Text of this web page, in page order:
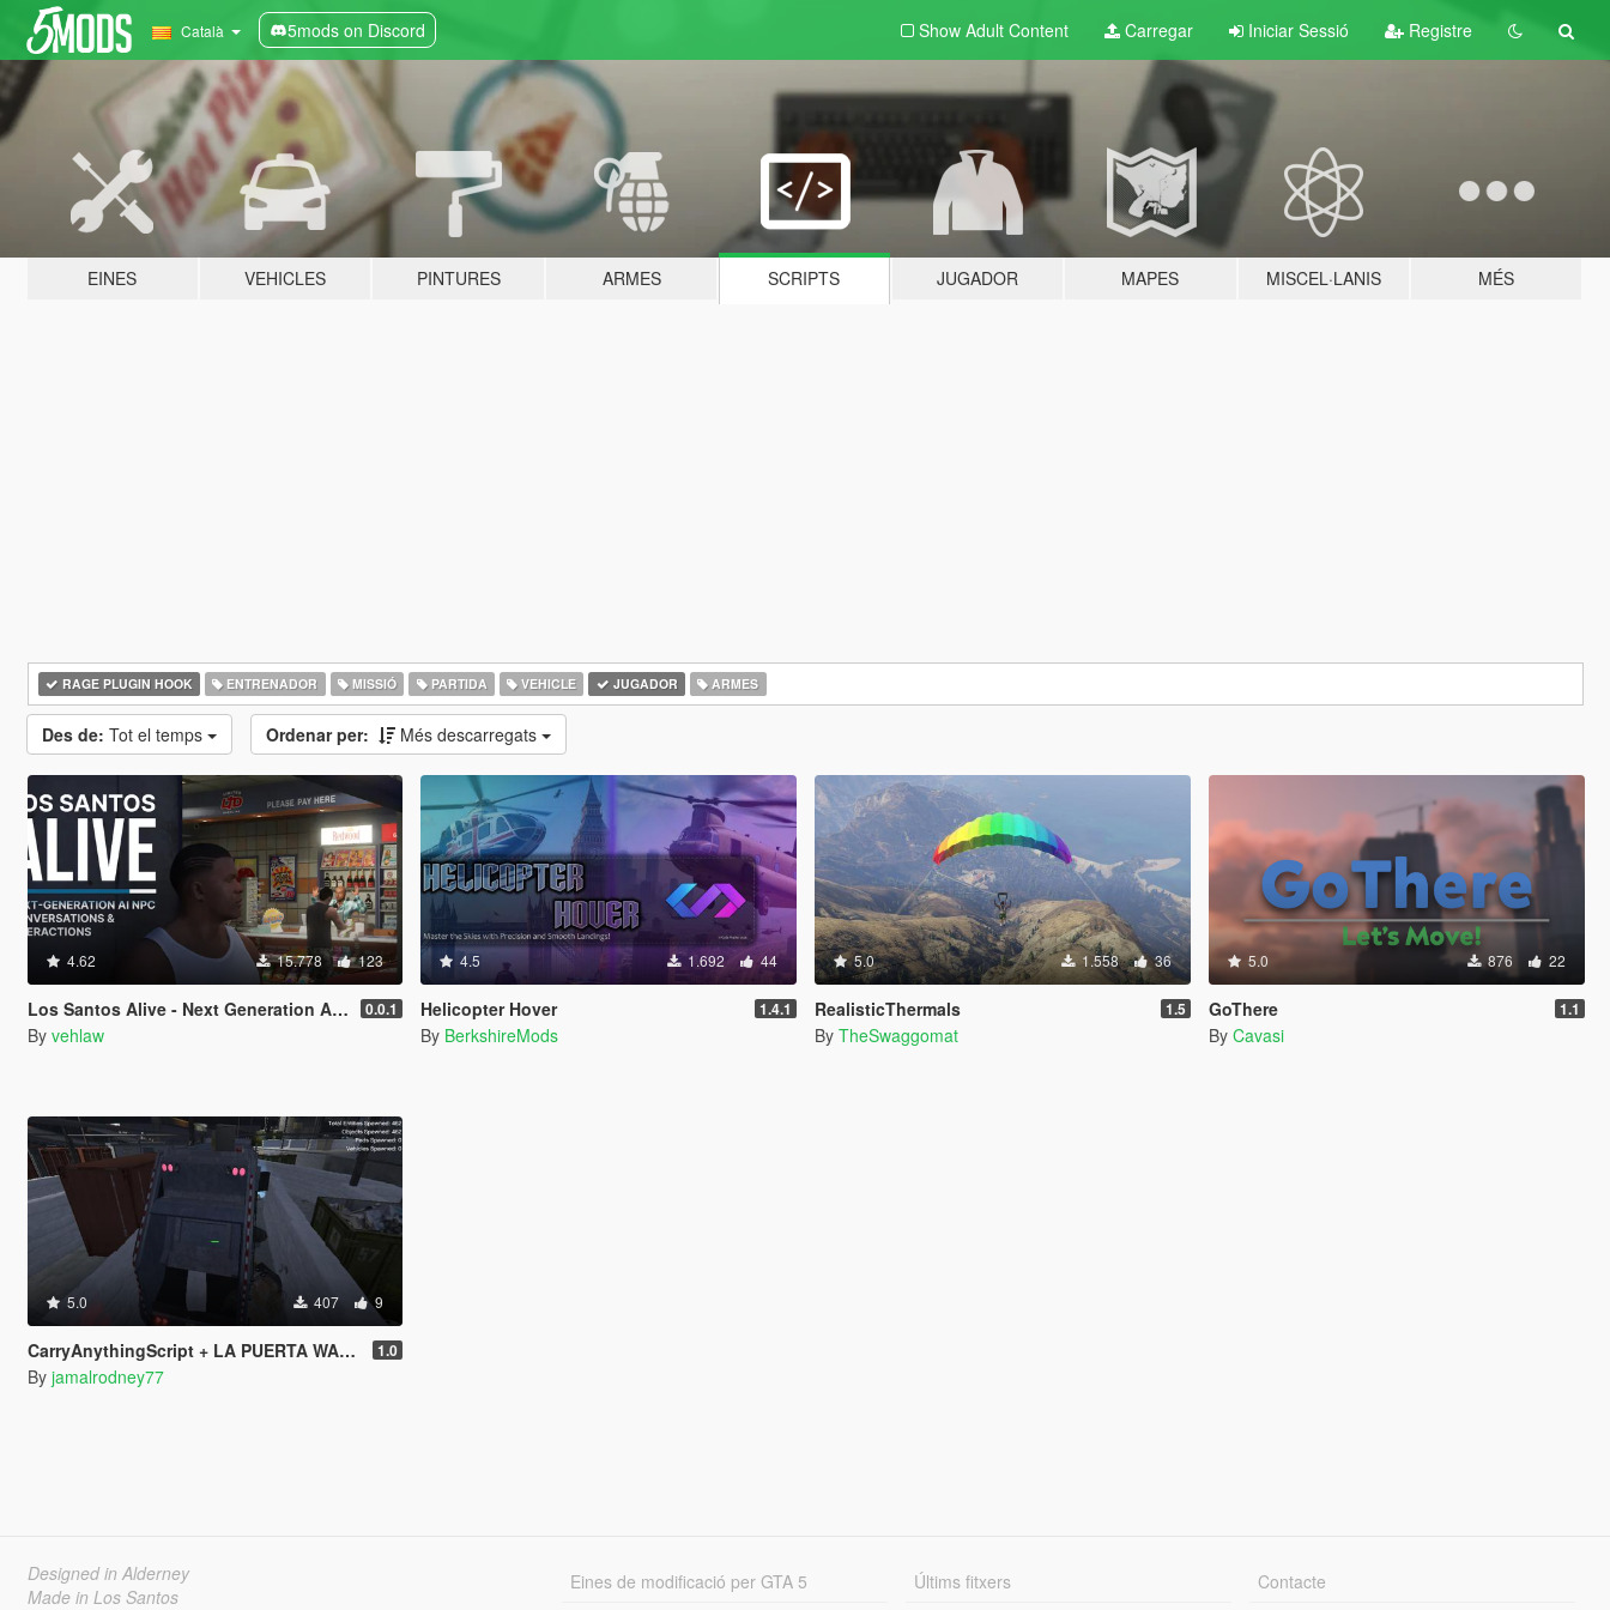
Català 5mods on Discord Show Adult Content Carregar Iniciar Sessió Registre
EINES VEHICLES PINTURES ARMES SCRIPTS JUGADOR MAPES MISCEL·LANIS MÉS
RAGE PLUGIN HOOK ENTRENADOR MISSIÓ PARTIDA VEHICLE JUGADOR ARMES
Des de: Tot el temps Ordenar per: Més descarregats
4.62 15.778 123
Los Santos Alive - Next Generation AI NPCs 0.0.1
By vehlaw
4.5 1.692 44
Helicopter Hover 1.4.1
By BerkshireMods
5.0 1.558 36
RealisticThermals 1.5
By TheSwaggomat
5.0 876 22
GoThere 1.1
By Cavasi
5.0 407 9
CarryAnythingScript + LA PUERTA WASTE STATION – Street Garbage Pickup 1.0
By jamalrodney77
Designed in Alderney
Made in Los Santos
Eines de modificació per GTA 5 Últims fitxers Contacte